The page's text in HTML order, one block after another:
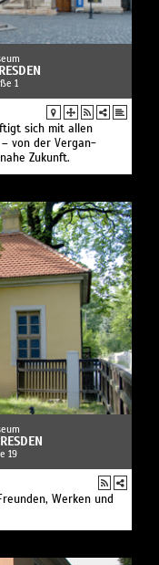
1
sich mit allen
– von der Vergan­
Zukunft.
19
Werken und